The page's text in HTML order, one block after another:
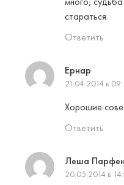
стараться.
Ответить
Ернар
21.04.2014 в
Хорошие
Ответить
Леша
20.05.2014 в